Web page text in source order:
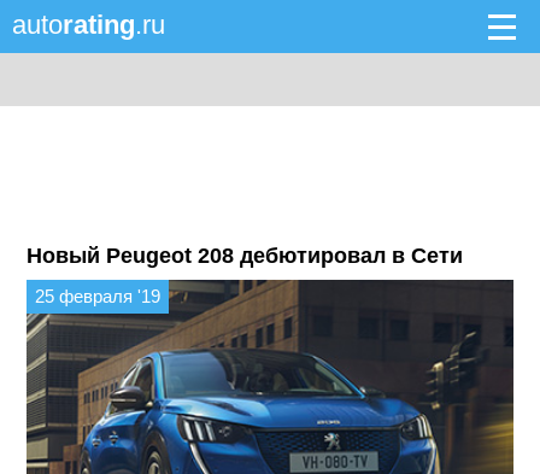
autorating.ru
Новый Peugeot 208 дебютировал в Сети
25 февраля '19